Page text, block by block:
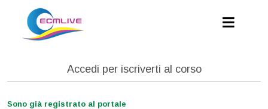
Accedi per iscriverti al corso
Sono già registrato al portale